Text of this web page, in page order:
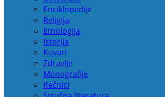
Enciklopedije
Religija
Etnologija
Istorija
Kuvari
Zdravlje
Monografije
Rečnici